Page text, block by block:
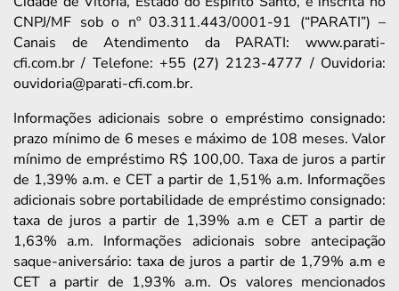
CNPJ/MF sob o nº 03.311.443/0001-91 (“PARATI”) –
Canais de Atendimento da PARATI: www.parati-
cfi.com.br / Telefone: +55 (27) 2123-4777 / Ouvidoria:
ouvidoria@parati-cfi.com.br.
Informações adicionais sobre o empréstimo consignado:
prazo mínimo de 6 meses e máximo de 108 meses. Valor
mínimo de empréstimo R$ 100,00. Taxa de juros a partir
de 1,39% a.m. e CET a partir de 1,51% a.m. Informações
adicionais sobre portabilidade de empréstimo consignado:
taxa de juros a partir de 1,39% a.m e CET a partir de
1,63% a.m. Informações adicionais sobre antecipação
saque-aniversário: taxa de juros a partir de 1,79% a.m e
CET a partir de 1,93% a.m. Os valores mencionados